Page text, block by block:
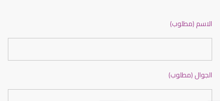
الاسم (مطلوب)
الجوال (مطلوب)